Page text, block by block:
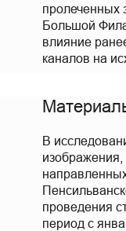
пролеченных
Большой
влияние
каналов на
В
изображения,
проведения
период с